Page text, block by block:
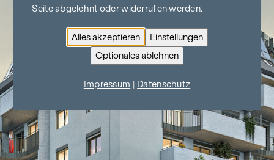
Seite abgelehnt oder widerrufen werden.
Alles akzeptieren
Einstellungen
Optionales ablehnen
Impressum Datenschutz